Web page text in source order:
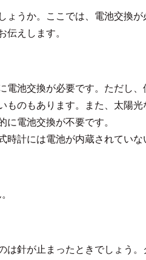
ょうか。ここでは、電池交換が
伝えします。
電池交換が必要です。ただし
ものもあります。また、太陽光
に電池交換が不要です。
時計には電池が内蔵されていな
は針が止まったときでしょう